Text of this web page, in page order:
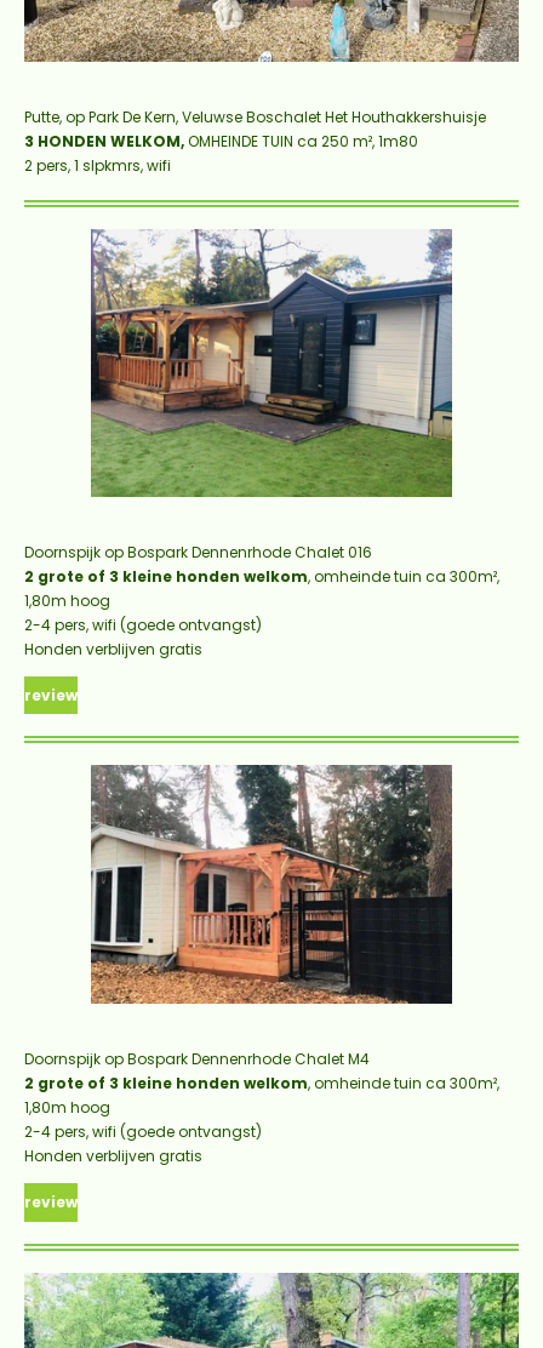
Putte, op Park De Kern,Veluwse Boschalet Het Houthakkershuisje
3 HONDEN WELKOM,OMHEINDE TUIN ca 250 m², 1m80
2 pers, 1 slpkmrs, wifi
Doornspijk op Bospark Dennenrhode Chalet 016
2 grote of 3 kleine honden welkom, omheinde tuin ca 300m²,
1,80m hoog
2-4 pers, wifi (goede ontvangst)
Honden verblijven gratis
review
Doornspijk op Bospark Dennenrhode Chalet M4
2 grote of 3 kleine honden welkom, omheinde tuin ca 300m²,
1,80m hoog
2-4 pers, wifi (goede ontvangst)
Honden verblijven gratis
review